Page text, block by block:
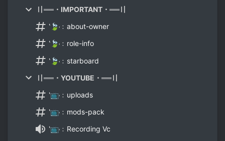
〢══・IMPORTANT・══〢
‛🍃˓﹕about-owner
‛🍃˓﹕role-info
‛🍃˓﹕starboard
〢══・YOUTUBE・══〢
‛📺˓﹕uploads
‛📺˓﹕mods-pack
‛📺˓﹕Recording Vc